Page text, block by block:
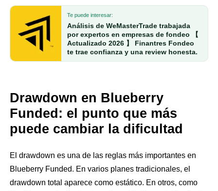
Te puede interesar:
Análisis de WeMasterTrade trabajada
por expertos en empresas de fondeo 【
Actualizado 2026 】 Finantres Fondeo
te trae confianza y una review honesta.
Drawdown en Blueberry
Funded: el punto que más
puede cambiar la dificultad
El drawdown es una de las reglas más importantes en
Blueberry Funded. En varios planes tradicionales, el
drawdown total aparece como estático. En otros, como